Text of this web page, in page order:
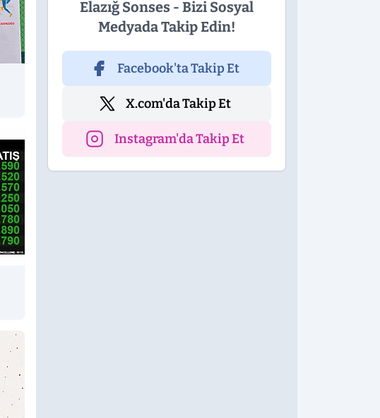
Elazığ Sonses - Bizi Sosyal
Medyada Takip Edin!
Facebook'ta Takip Et
X.com'da Takip Et
Instagram'da Takip Et